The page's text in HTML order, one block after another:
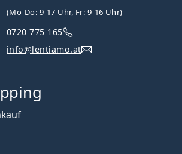
(Mo-Do: 9-17 Uhr, Fr: 9-16 Uhr)
0720 775 165
info@lentiamo.at